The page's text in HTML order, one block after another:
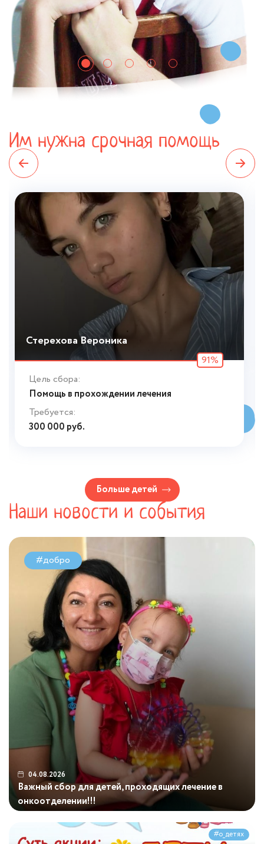
Им нужна срочная помощь
Стерехова Вероника
91%
Цель сбора:
Помощь в прохождении лечения
Требуется:
300 000 руб.
Больше детей
Наши новости и события
#добро
04.08.2026
Важный сбор для детей, проходящих лечение в
онкоотделении!!!
#о_детях